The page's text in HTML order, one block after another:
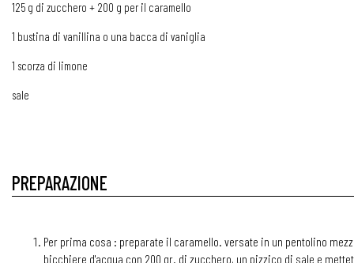
125 g di zucchero + 200 g per il caramello
1 bustina di vanillina o una bacca di vaniglia
1 scorza di limone
sale
PREPARAZIONE
Per prima cosa : preparate il caramello. versate in un pentolino
bicchiere d'acqua con 200 gr. di zucchero, un pizzico di sale e